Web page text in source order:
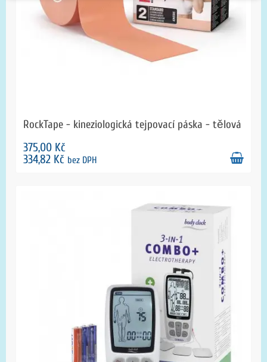
RockTape - kineziologická tejpovací páska - tělová
375,00 Kč
334,82 Kč bez DPH